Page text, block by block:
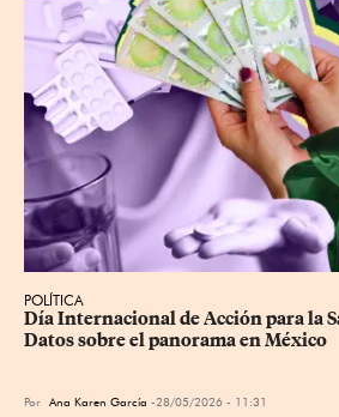
POLÍTICA
Día Internacional de Acción para la
Datos sobre el panorama en México
Por Ana Karen García 28/05/2026 - 11:31